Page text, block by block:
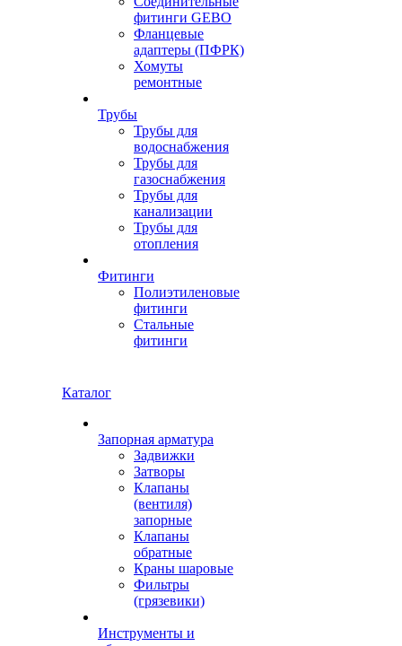
фитинги GEBO
Фланцевые
адаптеры (ПФРК)
Хомуты
ремонтные
Трубы
Трубы для
водоснабжения
Трубы для
газоснабжения
Трубы для
канализации
Трубы для
отопления
Фитинги
Полиэтиленовые
фитинги
Стальные
фитинги
Каталог
Запорная арматура
Задвижки
Затворы
Клапаны
(вентиля)
запорные
Клапаны
обратные
Краны шаровые
Фильтры
(грязевики)
Инструменты и